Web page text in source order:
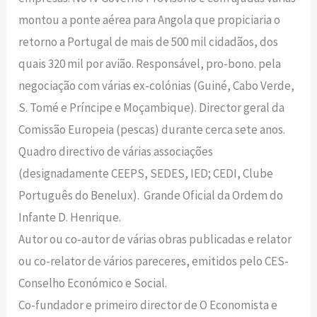
montou a ponte aérea para Angola que propiciaria o
retorno a Portugal de mais de 500 mil cidadãos, dos
quais 320 mil por avião. Responsável, pro-bono. pela
negociação com várias ex-colónias (Guiné, Cabo Verde,
S. Tomé e Príncipe e Moçambique). Director geral da
Comissão Europeia (pescas) durante cerca sete anos.
Quadro directivo de várias associações
(designadamente CEEPS, SEDES, IED; CEDI, Clube
Português do Benelux). Grande Oficial da Ordem do
Infante D. Henrique.
Autor ou co-autor de várias obras publicadas e relator
ou co-relator de vários pareceres, emitidos pelo CES-
Conselho Económico e Social.
Co-fundador e primeiro director de O Economista e